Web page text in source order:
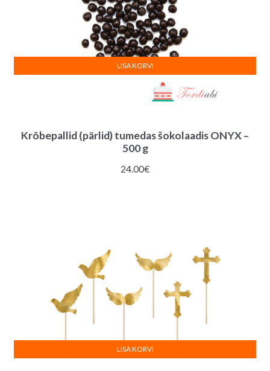
Krõbepallid (pärlid) tumedas šokolaadis ONYX –
500 g
24.00€
LISA KORVI
LISA KORVI